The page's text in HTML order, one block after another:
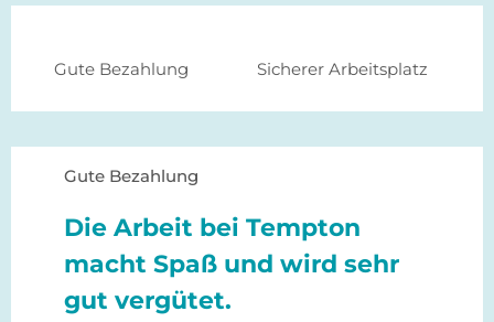
Gute Bezahlung Sicherer Arbeitsplatz
Gute Bezahlung
Die Arbeit bei Tempton
macht Spaß und wird sehr
gut vergütet.